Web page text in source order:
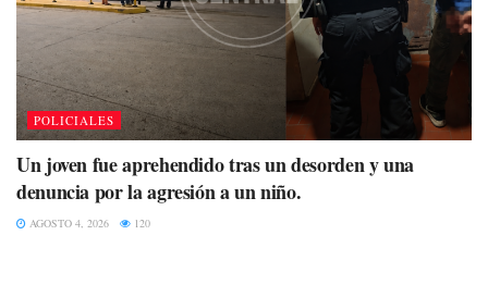
POLICIALES
Un joven fue aprehendido tras un desorden y una
denuncia por la agresión a un niño.
AGOSTO 4, 2026 120